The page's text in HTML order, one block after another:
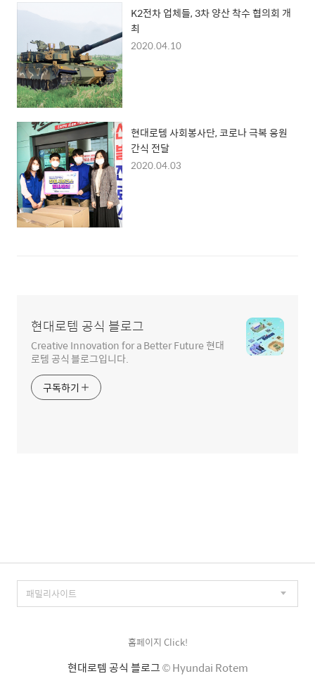
K2전차 업체들, 3차 양산 착수 협의회 개
최
2020.04.10
현대로템 사회봉사단, 코로나 극복 응원
간식 전달
2020.04.03
현대로템 공식 블로그
Creative Innovation for a Better Future 현대
로템 공식 블로그입니다.
구독하기
홈페이지 Click!
현대로템 공식 블로그© Hyundai Rotem